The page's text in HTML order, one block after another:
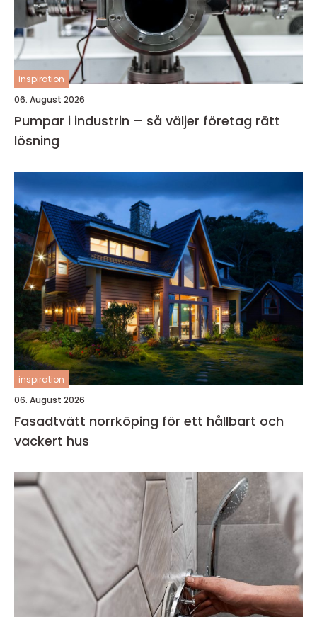
inspiration
06. August 2026
Pumpar i industrin – så väljer företag rätt
lösning
inspiration
06. August 2026
Fasadtvätt norrköping för ett hållbart och
vackert hus